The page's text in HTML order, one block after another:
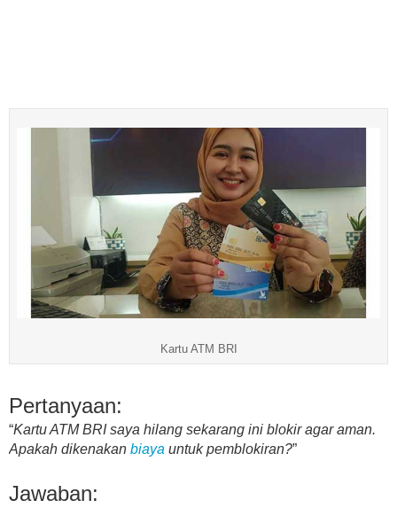
Kartu ATM BRI
Pertanyaan:
“Kartu ATM BRI saya hilang sekarang ini blokir agar aman.
Apakah dikenakan biaya untuk pemblokiran?”
Jawaban: